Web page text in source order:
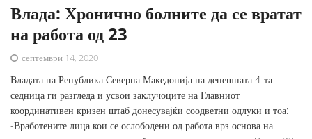
Влада: Хронично болните да се вратат
на работа од 23
септември 14, 2020
Владата на Република Северна Македонија на денешната 4-та
седница ги разгледа и усвои заклучоците на Главниот
координативен кризен штаб донесувајќи соодветни одлуки и тоа:
-Вработените лица кои се ослободени од работа врз основа на